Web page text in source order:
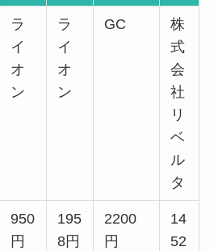
ラ
イ
オ
ン
ラ
イ
オ
ン
GC
株
式
会
社
リ
ベ
ル
タ
950
円
195
8円
2200
円
14
52